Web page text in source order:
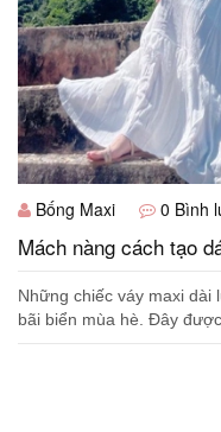
Bống Maxi
0 Bình
Mách nàng cách tạo
Những chiếc váy maxi dài
bãi biển mùa hè. Đây